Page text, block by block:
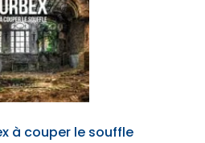
à couper le souffle